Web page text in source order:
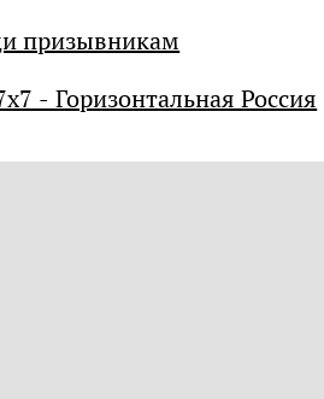
призывникам
- Горизонтальная Россия